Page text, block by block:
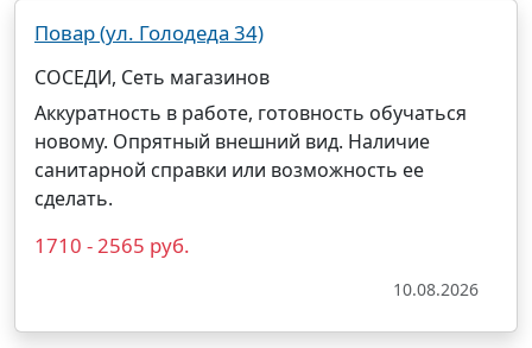
Повар (ул. Голодеда 34)
СОСЕДИ, Сеть магазинов
Аккуратность в работе, готовность обучаться
новому. Опрятный внешний вид. Наличие
санитарной справки или возможность ее
сделать.
1710 - 2565 руб.
10.08.2026